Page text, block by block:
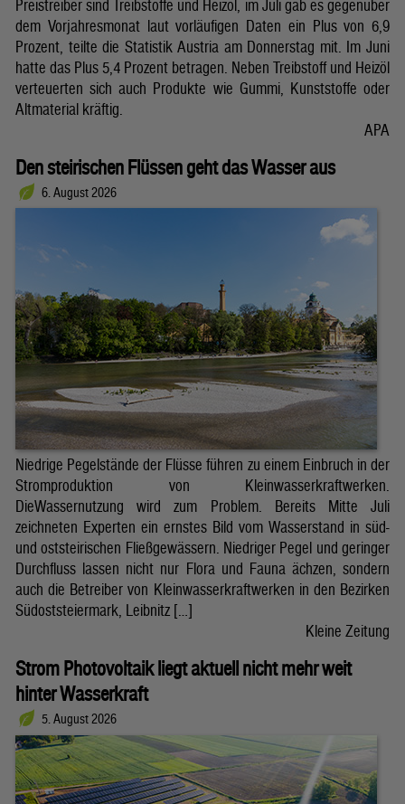
Preistreiber sind Treibstoffe und Heizöl, im Juli gab es gegenüber
dem Vorjahresmonat laut vorläufigen Daten ein Plus von 6,9
Prozent, teilte die Statistik Austria am Donnerstag mit. Im Juni
hatte das Plus 5,4 Prozent betragen. Neben Treibstoff und Heizöl
verteuerten sich auch Produkte wie Gummi, Kunststoffe oder
Altmaterial kräftig.
APA
Den steirischen Flüssen geht das Wasser aus
6. August 2026
Niedrige Pegelstände der Flüsse führen zu einem Einbruch in der
Stromproduktion von Kleinwasserkraftwerken.
DieWassernutzung wird zum Problem. Bereits Mitte Juli
zeichneten Experten ein ernstes Bild vom Wasserstand in süd-
und oststeirischen Fließgewässern. Niedriger Pegel und geringer
Durchfluss lassen nicht nur Flora und Fauna ächzen, sondern
auch die Betreiber von Kleinwasserkraftwerken in den Bezirken
Südoststeiermark, Leibnitz […]
Kleine Zeitung
Strom Photovoltaik liegt aktuell nicht mehr weit
hinter Wasserkraft
5. August 2026